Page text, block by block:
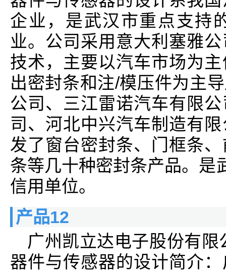
企业，是武汉市重点支持
业。公司采用意大利塞雅
技术，主要以汽车市场为
出密封条和注/模压件为主
公司、三江雷诺汽车有限
司、河北中兴汽车制造有
发了窗台密封条、门框条
条等几十种密封条产品。是
信用单位。
产品12
广州凯立达电子股份有
器件与传感器的设计简介